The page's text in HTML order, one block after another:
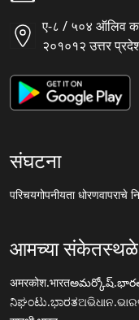
ए-८ / ५०४ ऑलिव
२०१०१२ उत्तर
संघटना
परिचयगोपनीयता धोरणवापराचे
आमच्या संकेतस्थळे
अमरकोश.भारत
ನಿಘಂಟು.ಭಾರತ